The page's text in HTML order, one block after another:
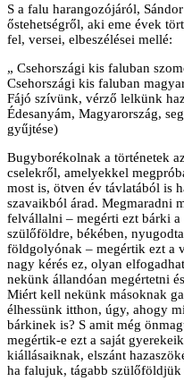
S a falu harangozójáról,
őstehetségről, aki eme évek
fel, versei, elbeszélései mellé:
„ Csehországi kis faluban
Csehországi kis faluban
Fájó szívünk, vérző lelkünk
Édesanyám, Magyarország,
gyűjtése)
Bugyborékolnak a történetek
cselekről, amelyekkel
most is, ötven év távlatából is
szavaikból árad. Megmaradni
felvállalni – megérti ezt bárki
szülőföldre, békében,
földgolyónak – megértik ezt a
nagy kérés ez, olyan
nekünk állandóan megértetni
Miért kell nekünk másoknak
élhessünk itthon, úgy, ahogy
bárkinek is? S amit még
megértik-e ezt a saját
kiállásaiknak, elszánt
ha falujuk, tágabb szülőföldjük